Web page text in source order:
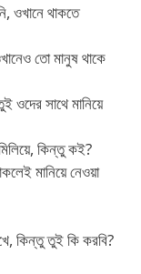
ওখানে থাকতে
তো মানুষ থাকে
ওদের সাথে মানিয়ে
কিন্তু কই?
মানিয়ে নেওয়া
কিন্তু তুই কি করবি?